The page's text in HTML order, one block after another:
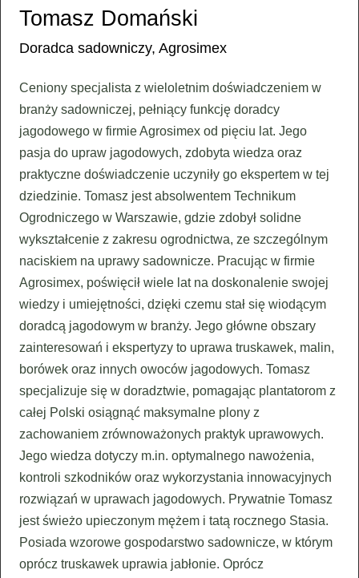
Tomasz Domański
Doradca sadowniczy, Agrosimex
Ceniony specjalista z wieloletnim doświadczeniem w
branży sadowniczej, pełniący funkcję doradcy
jagodowego w firmie Agrosimex od pięciu lat. Jego
pasja do upraw jagodowych, zdobyta wiedza oraz
praktyczne doświadczenie uczyniły go ekspertem w tej
dziedzinie. Tomasz jest absolwentem Technikum
Ogrodniczego w Warszawie, gdzie zdobył solidne
wykształcenie z zakresu ogrodnictwa, ze szczególnym
naciskiem na uprawy sadownicze. Pracując w firmie
Agrosimex, poświęcił wiele lat na doskonalenie swojej
wiedzy i umiejętności, dzięki czemu stał się wiodącym
doradcą jagodowym w branży. Jego główne obszary
zainteresowań i ekspertyzy to uprawa truskawek, malin,
borówek oraz innych owoców jagodowych. Tomasz
specjalizuje się w doradztwie, pomagając plantatorom z
całej Polski osiągnąć maksymalne plony z
zachowaniem zrównoważonych praktyk uprawowych.
Jego wiedza dotyczy m.in. optymalnego nawożenia,
kontroli szkodników oraz wykorzystania innowacyjnych
rozwiązań w uprawach jagodowych. Prywatnie Tomasz
jest świeżo upieczonym mężem i tatą rocznego Stasia.
Posiada wzorowe gospodarstwo sadownicze, w którym
oprócz truskawek uprawia jabłonie. Oprócz